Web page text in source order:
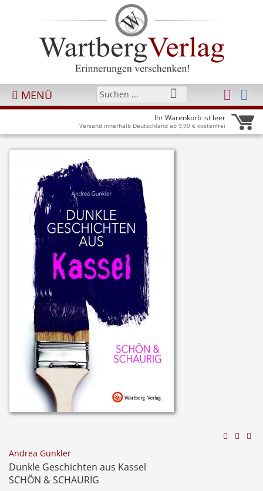
MENÜ
Ihr Warenkorb ist leer
Versand innerhalb Deutschland ab 9,90 € kostenfrei
Andrea Gunkler
Dunkle Geschichten aus Kassel
SCHÖN & SCHAURIG